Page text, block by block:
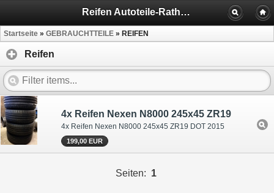
Reifen Autoteile-Rathenow
Startseite » GEBRAUCHTTEILE » REIFEN
Reifen
4x Reifen Nexen N8000 245x45 ZR19
4x Reifen Nexen N8000 245x45 ZR19 DOT 2015
199,00 EUR
Seiten: 1